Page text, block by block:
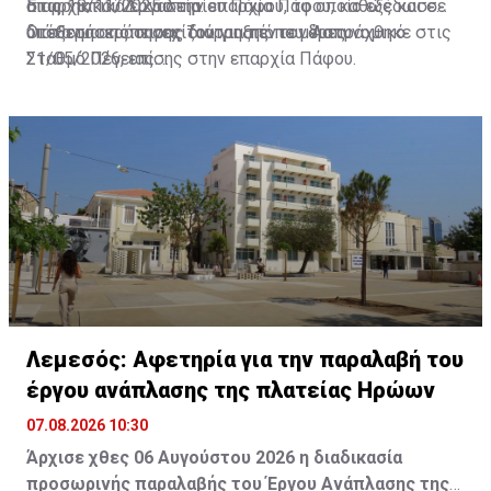
διαρρηκτικά εργαλεία.
στις 18/11/2025 στην επαρχία Πάφου, καθώς και σε
υπόθεση απόπειρας διάρρηξης που διαπράχθηκε στις
21/05/2026, επίσης στην επαρχία Πάφου.
Επαρχιακού Δικαστηρίου Πάφου, το οποίο εξέδωσε
διάταγμα κράτησης του για πέντε μέρες.
Οι εξετάσεις συνεχίζονται από τον Αστυνομικό
Σταθμό Πέγειας.
πλαίσιο στοχευμένων επιχειρήσεων αστυνόμευσης
Λεμεσός: Αφετηρία για την παραλαβή του
έργου ανάπλασης της πλατείας Ηρώων
07.08.2026 10:30
Άρχισε χθες 06 Αυγούστου 2026 η διαδικασία
προσωρινής παραλαβής του Έργου Ανάπλασης της